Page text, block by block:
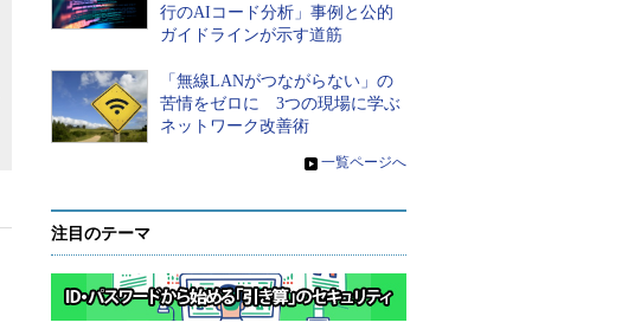
行のAIコード分析」事例と公的
ガイドラインが示す道筋
「無線LANがつながらない」の
苦情をゼロに 3つの現場に学ぶ
ネットワーク改善術
» 一覧ページへ
注目のテーマ